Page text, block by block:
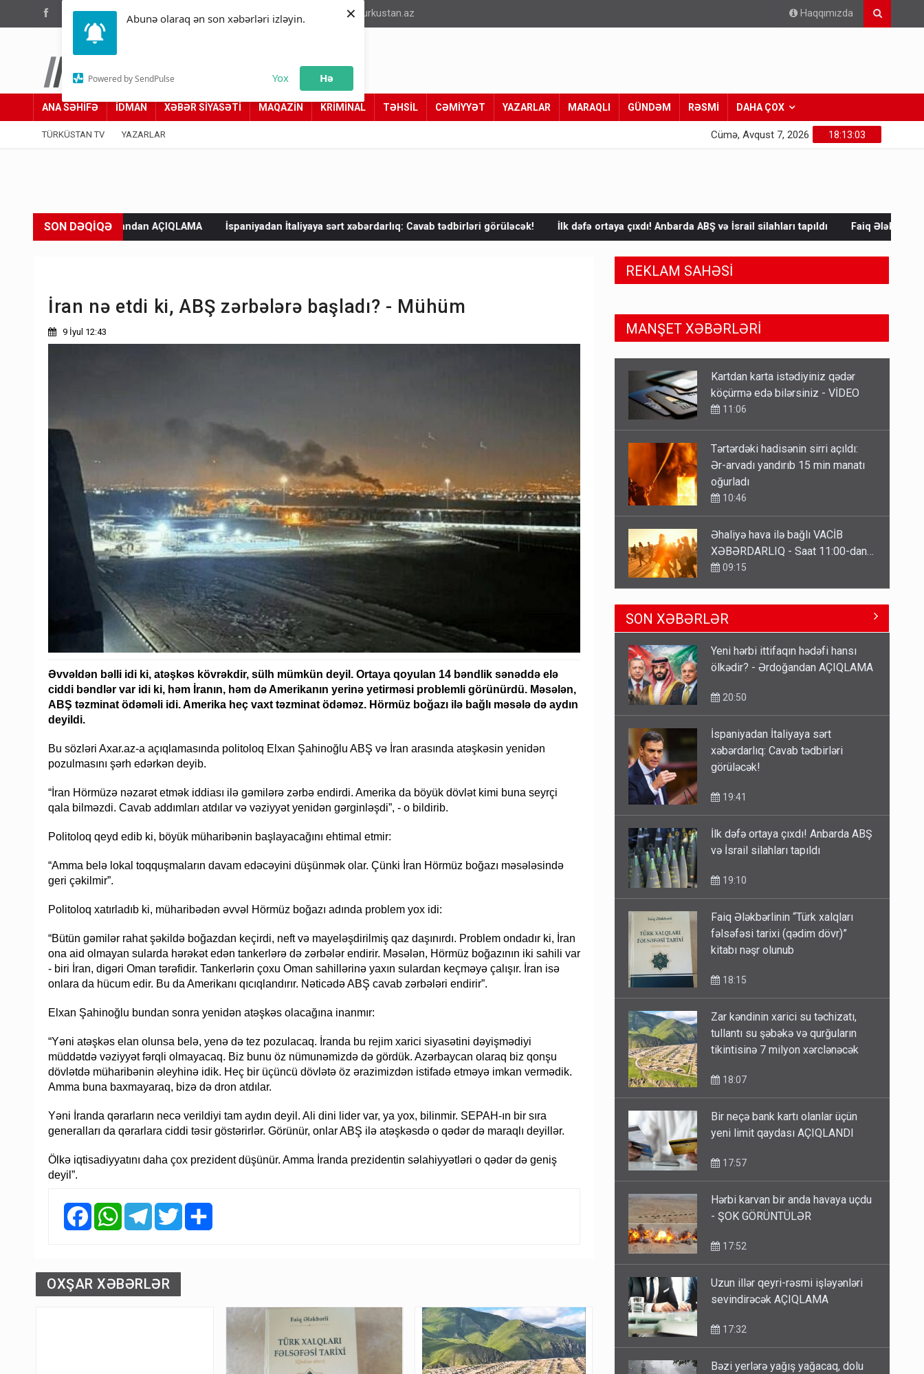
Abunə olaraq ən son xəbərləri izləyin.
Powered by SendPulse Yox Hə
×
(012) 449 94 05 info@turkustan.az Haqqımızda
Türküstan.az
Adımız yolumuzdur
ANA SƏHİFƏ İDMAN XƏBƏR SİYASƏTİ MAQAZİN KRİMİNAL TƏHSİL CƏMİYYƏT YAZARLAR MARAQLI GÜNDƏM RƏSMİ DAHA ÇOX
TÜRKÜSTAN TV YAZARLAR 18:13:05
Cümə, Avqust 7, 2026
SON DƏQİQƏ
AÇIQLAMA İspaniyadan İtaliyaya sərt xəbərdarlıq: Cavab tədbirləri görüləcək! İlk dəfə ortaya çıxdı! Anbarda ABŞ və İsrail silahları tapıldı Faiq Ələkbərlinin “Türk xalqları
İran nə etdi ki, ABŞ zərbələrə başladı? - Mühüm
9 İyul 12:43
Əvvəldən bəlli idi ki, atəşkəs kövrəkdir, sülh mümkün deyil. Ortaya qoyulan 14 bəndlik sənəddə elə
ciddi bəndlər var idi ki, həm İranın, həm də Amerikanın yerinə yetirməsi problemli görünürdü. Məsələn,
ABŞ təzminat ödəməli idi. Amerika heç vaxt təzminat ödəməz. Hörmüz boğazı ilə bağlı məsələ də aydın
deyildi.
Bu sözləri Axar.az-a açıqlamasında politoloq Elxan Şahinoğlu ABŞ və İran arasında atəşkəsin yenidən
pozulmasını şərh edərkən deyib.
“İran Hörmüzə nəzarət etmək iddiası ilə gəmilərə zərbə endirdi. Amerika da böyük dövlət kimi buna seyrçi
qala bilməzdi. Cavab addımları atdılar və vəziyyət yenidən gərginləşdi”, - o bildirib.
Politoloq qeyd edib ki, böyük müharibənin başlayacağını ehtimal etmir:
“Amma belə lokal toqquşmaların davam edəcəyini düşünmək olar. Çünki İran Hörmüz boğazı məsələsində
geri çəkilmir”.
Politoloq xatırladıb ki, müharibədən əvvəl Hörmüz boğazı adında problem yox idi:
“Bütün gəmilər rahat şəkildə boğazdan keçirdi, neft və mayeləşdirilmiş qaz daşınırdı. Problem ondadır ki, İran
ona aid olmayan sularda hərəkət edən tankerlərə də zərbələr endirir. Məsələn, Hörmüz boğazının iki sahili var
- biri İran, digəri Oman tərəfidir. Tankerlərin çoxu Oman sahillərinə yaxın sulardan keçməyə çalışır. İran isə
onlara da hücum edir. Bu da Amerikanı qıcıqlandırır. Nəticədə ABŞ cavab zərbələri endirir”.
Elxan Şahinoğlu bundan sonra yenidən atəşkəs olacağına inanmır:
“Yəni atəşkəs elan olunsa belə, yenə də tez pozulacaq. İranda bu rejim xarici siyasətini dəyişmədiyi
müddətdə vəziyyət fərqli olmayacaq. Biz bunu öz nümunəmizdə də gördük. Azərbaycan olaraq biz qonşu
dövlətdə müharibənin əleyhinə idik. Heç bir üçüncü dövlətə öz ərazimizdən istifadə etməyə imkan vermədik.
Amma buna baxmayaraq, bizə də dron atdılar.
Yəni İranda qərarların necə verildiyi tam aydın deyil. Ali dini lider var, ya yox, bilinmir. SEPAH-ın bir sıra
generalları da qərarlara ciddi təsir göstərirlər. Görünür, onlar ABŞ ilə atəşkəsdə o qədər də maraqlı deyillər.
Ölkə iqtisadiyyatını daha çox prezident düşünür. Amma İranda prezidentin səlahiyyətləri o qədər də geniş
deyil”.
FacebookWhatsAppTelegramTwitter
OXŞAR XƏBƏRLƏR
REKLAM SAHƏSİ
MANŞET XƏBƏRLƏRİ
Tərtərdəki hadisənin sirri açıldı:
Ər-arvadı yandırıb 15 min manatı
oğurladı
Əhaliyə hava ilə bağlı VACİB
XƏBƏRDARLIQ - Saat 11:00-dan…
09:15
ŞOK! David Seliverstov ölkədən
qaçdı
6 Avqust 14:14
Geri çağırılan səfir Abel
Məhərrəmovun oğludur - DOSYE
hüquq və vəzifələr verilib
Kartdan karta istədiyiniz qədər
köçürmə edə bilərsiniz - VİDEO
SON XƏBƏRLƏR
Yeni hərbi ittifaqın hədəfi hansı
ölkədir? - Ərdoğandan AÇIQLAMA
20:50
İspaniyadan İtaliyaya sərt
xəbərdarlıq: Cavab tədbirləri
görüləcək!
19:41
İlk dəfə ortaya çıxdı! Anbarda ABŞ
və İsrail silahları tapıldı
19:10
Faiq Ələkbərlinin “Türk xalqları
fəlsəfəsi tarixi (qədim dövr)”
kitabı nəşr olunub
18:15
Zar kəndinin xarici su təchizatı,
tullantı su şəbəkə və qurğuların
tikintisinə 7 milyon xərclənəcək
18:07
Bir neçə bank kartı olanlar üçün
yeni limit qaydası AÇIQLANDI
17:57
Hərbi karvan bir anda havaya uçdu
- ŞOK GÖRÜNTÜLƏR
17:52
Uzun illər qeyri-rəsmi işləyənləri
sevindirəcək AÇIQLAMA
17:32
Bəzi yerlərə yağış yağacaq, dolu